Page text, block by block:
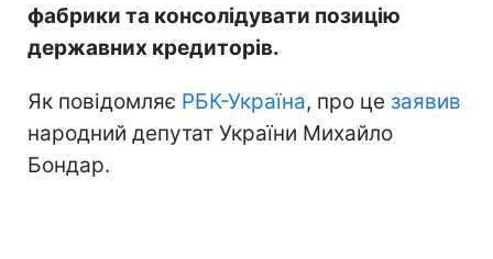
фабрики та консолідувати позицію
державних кредиторів.
Як повідомляє РБК-Україна, про це заявив
народний депутат України Михайло
Бондар.